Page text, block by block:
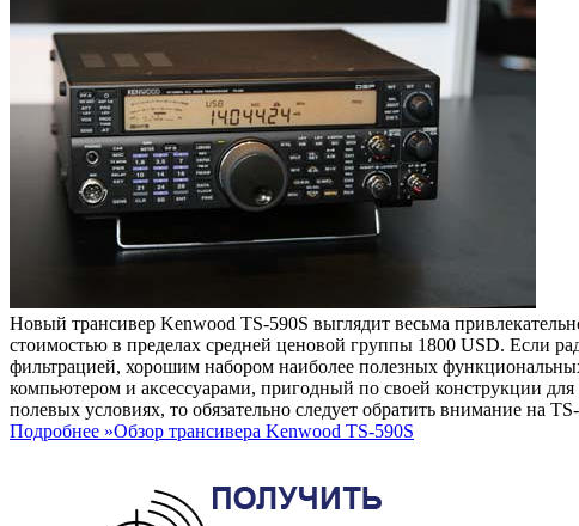
Новый трансивер Kenwood TS-590S выглядит весьма
стоимостью в пределах средней ценовой группы 1800 USD. Если
фильтрацией, хорошим набором наиболее полезных
компьютером и аксессуарами, пригодный по своей конструкции
полевых условиях, то обязательно следует обратить внимание на
Подробнее »Обзор трансивера Kenwood TS-590S